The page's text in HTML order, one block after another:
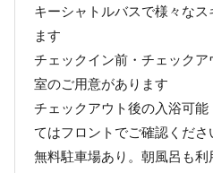
キーシャトルバスで様々な
ます
チェックイン前・チェック
室のご用意があります
チェックアウト後の入浴可
てはフロントでご確認くださ
無料駐車場あり。朝風呂も利